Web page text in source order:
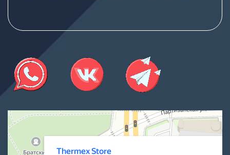
Thermex Store
Котлы и котельное оборудование в Санкт‑Петербурге
Водонагреватели в Санкт‑Петербурге